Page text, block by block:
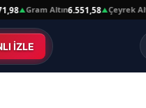
Gram Altın 6.551,58▲Çeyrek Altın
İZLE